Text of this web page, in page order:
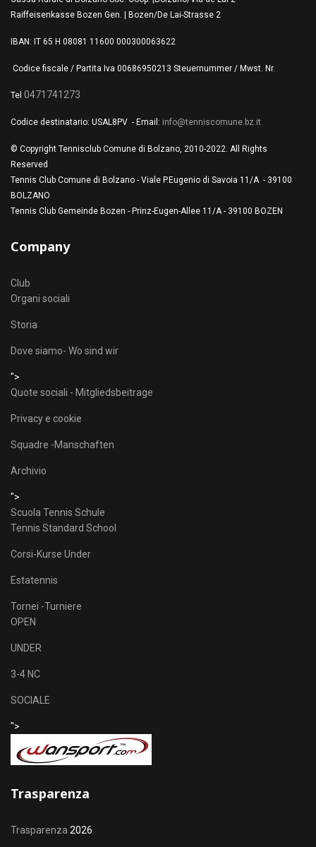
Raiffeisenkasse Bozen Gen. | Bozen/De Lai-Strasse 2
IBAN: IT 65 H 08081 11600 000300063622
Codice fiscale / Partita Iva 00686950213 Steuernummer / Mwst. Nr.
Tel 0471741273
Codice destinatario: USAL8PV - Email: info@tenniscomune.bz.it
© Copyright Tennisclub Comune di Bolzano, 2010-2022. All Rights
Reserved
Tennis Club Comune di Bolzano - Viale P.Eugenio di Savoia 11/A - 39100
BOLZANO
Tennis Club Gemeinde Bozen - Prinz-Eugen-Allee 11/A - 39100 BOZEN
Company
Club
Organi sociali
Storia
Dove siamo- Wo sind wir
">
Quote sociali - Mitgliedsbeitrage
Privacy e cookie
Squadre -Manschaften
Archivio
">
Scuola Tennis Schule
Tennis Standard School
Corsi-Kurse Under
Estatennis
Tornei -Turniere
OPEN
UNDER
3-4 NC
SOCIALE
">
Trasparenza
Trasparenza 2026